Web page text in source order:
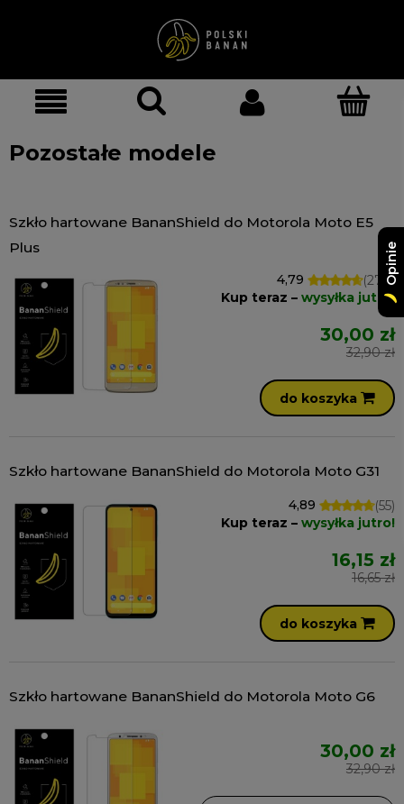
Pozostałe modele
Szkło hartowane BananShield do Motorola Moto E5
Plus
4,79
(270)
Kup teraz – wysyłka jutro!
30,00 zł
32,90 zł
do koszyka
Szkło hartowane BananShield do Motorola Moto G31
4,89
(55)
Kup teraz – wysyłka jutro!
16,15 zł
16,65 zł
do koszyka
Szkło hartowane BananShield do Motorola Moto G6
30,00 zł
32,90 zł
Opinie